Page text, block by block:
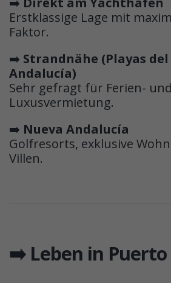
Erstklassige Lage mit
Faktor.
➡️ Strandnähe (Playas del
Andalucía)
Sehr gefragt für Ferien- und
Luxusvermietung.
➡️ Nueva Andalucía
Golfresorts, exklusive
Villen.
➡️ Leben in Puerto